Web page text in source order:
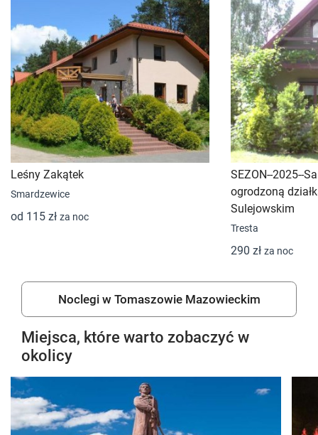
Leśny Zakątek
Smardzewice
od 115 zł za noc
SEZON--2025--
ogrodzoną
Sulejowskim
Tresta
290 zł za noc
Noclegi w Tomaszowie Mazowieckim
Miejsca, które warto zobaczyć w
okolicy